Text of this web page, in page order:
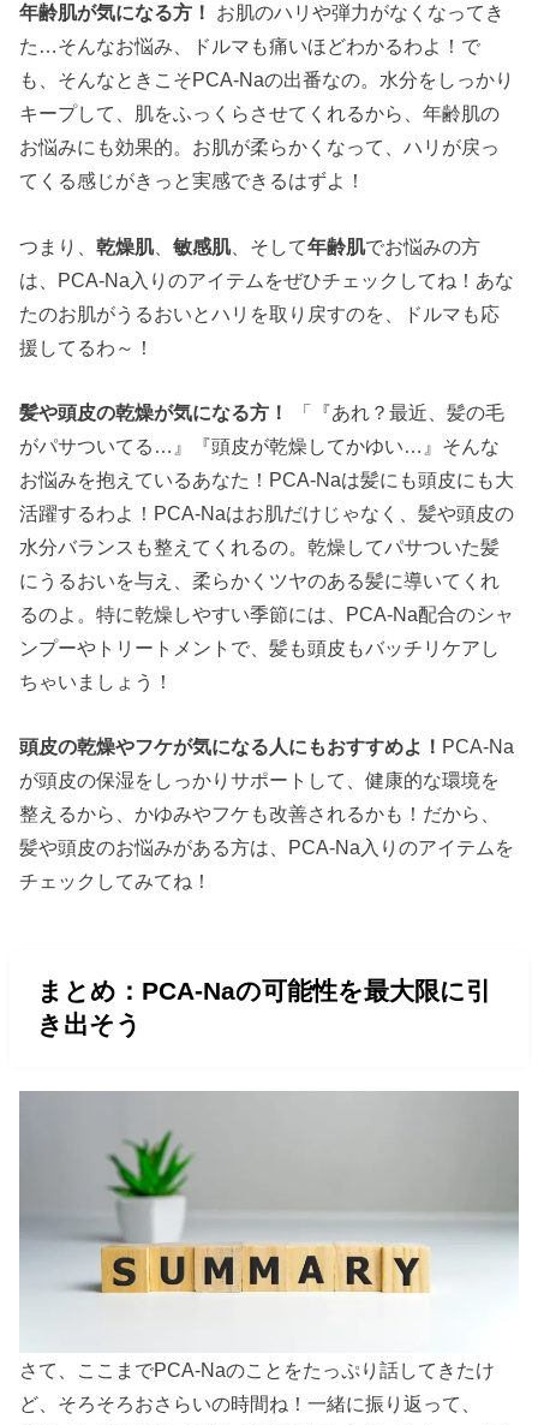
年齢肌が気になる方！
お肌のハリや弾力がなくなってき
た…そんなお悩み、ドルマも痛いほどわかるわよ！で
も、そんなときこそPCA-Naの出番なの。水分をしっかり
キープして、肌をふっくらさせてくれるから、年齢肌の
お悩みにも効果的。お肌が柔らかくなって、ハリが戻っ
てくる感じがきっと実感できるはずよ！
つまり、乾燥肌、敏感肌、そして年齢肌でお悩みの方
は、PCA-Na入りのアイテムをぜひチェックしてね！あな
たのお肌がうるおいとハリを取り戻すのを、ドルマも応
援してるわ～！
髪や頭皮の乾燥が気になる方！
「『あれ？最近、髪の毛
がパサついてる…』『頭皮が乾燥してかゆい…』そんな
お悩みを抱えているあなた！PCA-Naは髪にも頭皮にも大
活躍するわよ！PCA-Naはお肌だけじゃなく、髪や頭皮の
水分バランスも整えてくれるの。乾燥してパサついた髪
にうるおいを与え、柔らかくツヤのある髪に導いてくれ
るのよ。特に乾燥しやすい季節には、PCA-Na配合のシャ
ンプーやトリートメントで、髪も頭皮もバッチリケアし
ちゃいましょう！
頭皮の乾燥やフケが気になる人にもおすすめよ！ PCA-Na
が頭皮の保湿をしっかりサポートして、健康的な環境を
整えるから、かゆみやフケも改善されるかも！だから、
髪や頭皮のお悩みがある方は、PCA-Na入りのアイテムを
チェックしてみてね！
まとめ：PCA-Naの可能性を最大限に引
き出そう
さて、ここまでPCA-Naのことをたっぷり話してきたけ
ど、そろそろおさらいの時間ね！一緒に振り返って、